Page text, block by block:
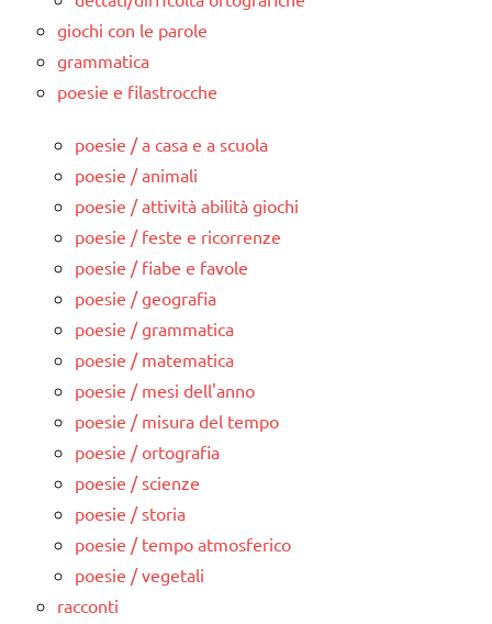
giochi con le parole
grammatica
poesie e filastrocche
poesie / a casa e a scuola
poesie / animali
poesie / attività abilità giochi
poesie / feste e ricorrenze
poesie / fiabe e favole
poesie / geografia
poesie / grammatica
poesie / matematica
poesie / mesi dell'anno
poesie / misura del tempo
poesie / ortografia
poesie / scienze
poesie / storia
poesie / tempo atmosferico
poesie / vegetali
racconti